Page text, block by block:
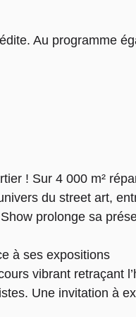
Au programme
! Sur 4 000 m²
du street art,
prolonge sa
à ses expositions
vibrant retraçant
Une invitation à